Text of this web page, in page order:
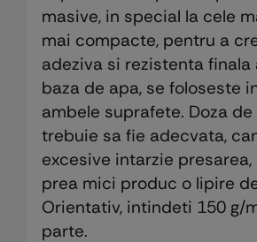
masive, in special la cele
mai compacte, pentru a
adeziva si rezistenta finala
baza de apa, se foloseste
ambele suprafete. Doza
trebuie sa fie adecvata,
excesive intarzie
prea mici produc o lipire
Orientativ, intindeti 150 g/
parte.